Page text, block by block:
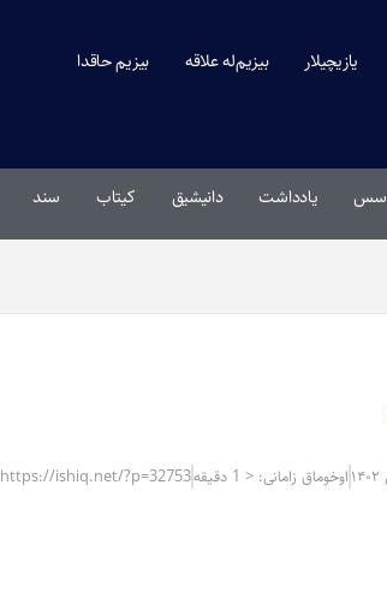
یازیچیلار بیزیم‌له علاقه بیزیم حاقدا
سس یادداشت دانیشیق کیتاب سند
اوخوماق زامانی: < 1 دقیقه https://ishiq.net/?p=32753